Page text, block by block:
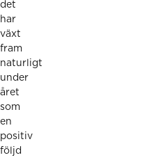
det
har
växt
fram
naturligt
under
året
som
en
positiv
följd